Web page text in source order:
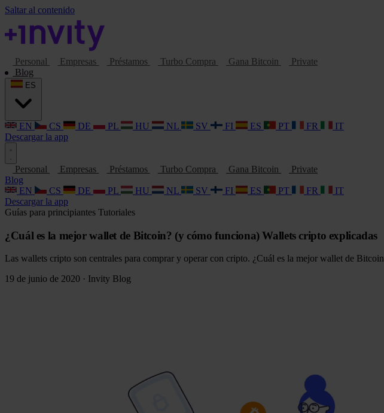
Saltar al contenido
Personal Empresas Préstamos Turbo Compra Gana Bitcoin
Private
Blog
EN CS DE PL HU NL SV FI ES PT FR
IT
Descargar la app
Personal Empresas Préstamos Turbo Compra Gana Bitcoin
Private
Blog
EN
CS DE PL HU NL SV FI ES PT FR
IT
Descargar la app
Guías para principiantes Tutoriales
¿Cuál es la mejor wallet de Bitcoin? (y cómo funciona) Wallets cripto explicadas
Las wallets cripto son centrales para comprar y operar con cripto. ¿Cuál es la mejor wallet de
19 de junio de 2020 · Invity Blog